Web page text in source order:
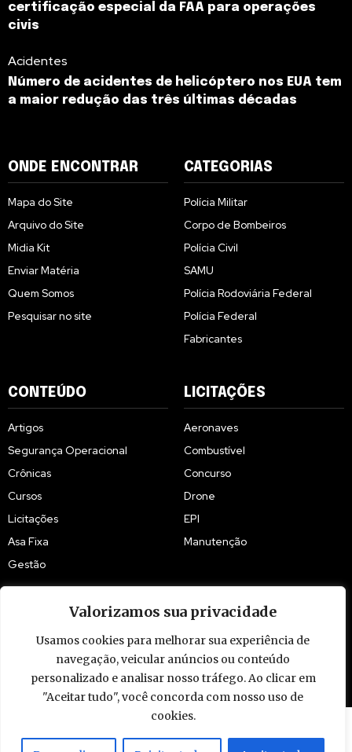
Valorizamos sua privacidade
Usamos cookies para melhorar sua experiência de
navegação, veicular anúncios ou conteúdo
personalizado e analisar nosso tráfego. Ao clicar em
"Aceitar tudo", você concorda com nosso uso de
cookies.
certificação especial da FAA para operações
civis
Acidentes
Número de acidentes de helicóptero nos EUA tem
a maior redução das três últimas décadas
ONDE ENCONTRAR
Mapa do Site
Arquivo do Site
Midia Kit
Enviar Matéria
Quem Somos
Pesquisar no site
CATEGORIAS
Polícia Militar
Corpo de Bombeiros
Polícia Civil
SAMU
Polícia Rodoviária Federal
Polícia Federal
Fabricantes
CONTEÚDO
Artigos
Segurança Operacional
Crônicas
Cursos
Licitações
Asa Fixa
Gestão
LICITAÇÕES
Aeronaves
Combustível
Concurso
Drone
EPI
Manutenção
© 2009 - 2026 Piloto Policial. Todos os direitos reservados. Brasil.